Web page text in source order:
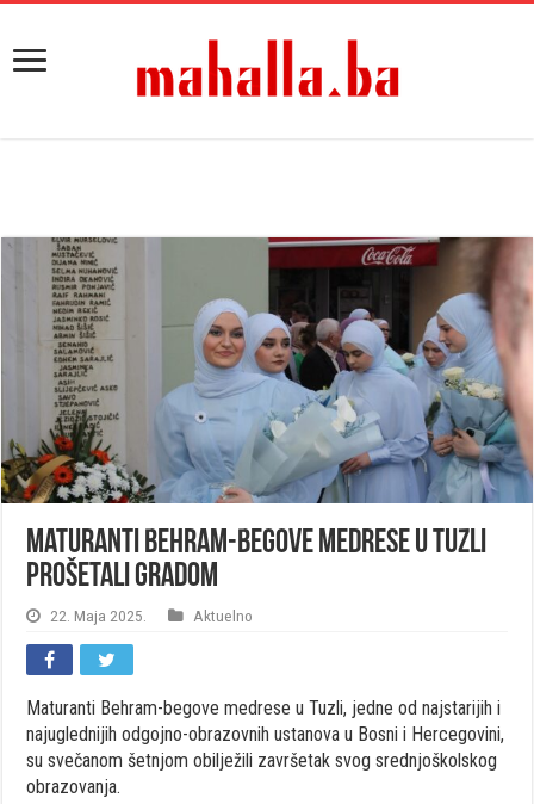
Maturanti Behram-begove medrese u Tuzli
prošetali gradom
22. Maja 2025. Aktuelno
Maturanti Behram-begove medrese u Tuzli, jedne od najstarijih i
najuglednijih odgojno-obrazovnih ustanova u Bosni i Hercegovini,
su svečanom šetnjom obilježili završetak svog srednjoškolskog
obrazovanja.